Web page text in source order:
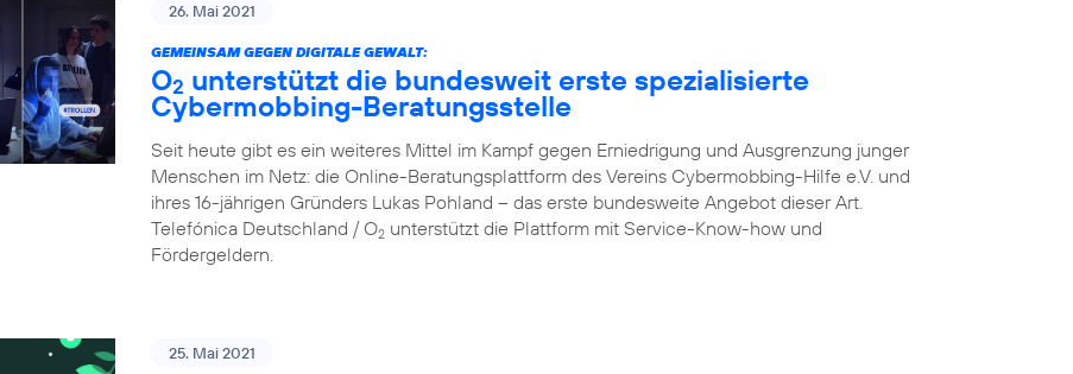
26. Mai 2021
GEMEINSAM GEGEN DIGITALE GEWALT:
O2 unterstützt die bundesweit erste spezialisierte
Cybermobbing-Beratungsstelle
Seit heute gibt es ein weiteres Mittel im Kampf gegen Erniedrigung und Ausgrenzung junger
Menschen im Netz: die Online-Beratungsplattform des Vereins Cybermobbing-Hilfe e.V. und
ihres 16-jährigen Gründers Lukas Pohland – das erste bundesweite Angebot dieser Art.
Telefónica Deutschland / O2 unterstützt die Plattform mit Service-Know-how und
Fördergeldern.
25. Mai 2021